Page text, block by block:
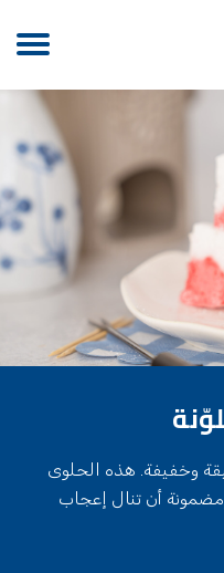
وخفيفة. هذه الحلوى
أن تنال إعجاب